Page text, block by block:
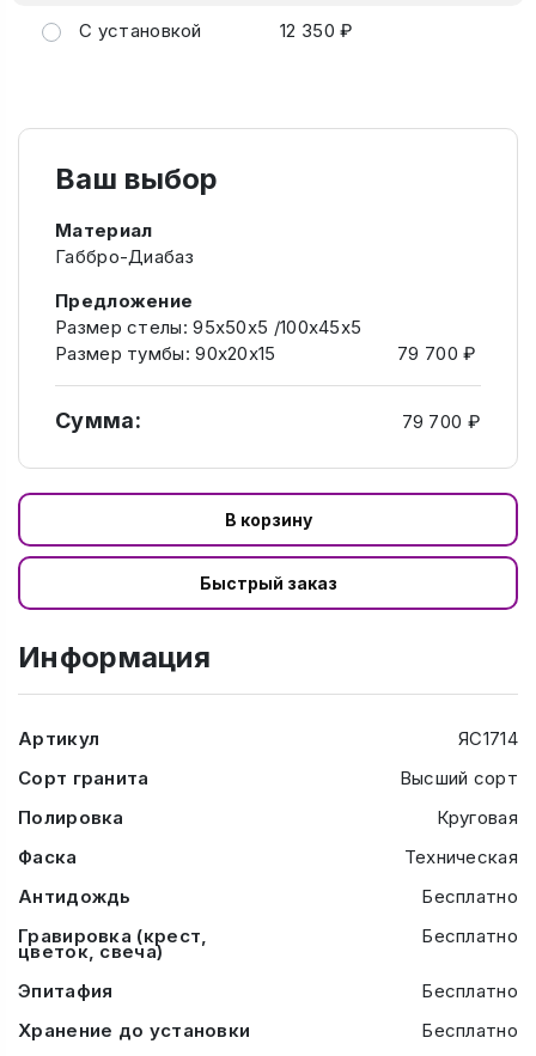
С установкой 12 350 ₽
Ваш выбор
Материал
Габбро-Диабаз
Предложение
Размер стелы: 95х50х5 /100х45х5
Размер тумбы: 90х20х15
79 700 ₽
Сумма: 79 700 ₽
В корзину
Быстрый заказ
Информация
Артикул
ЯС1714
Сорт гранита
Высший сорт
Полировка
Круговая
Фаска
Техническая
Антидождь
Бесплатно
Гравировка (крест,
цветок, свеча)
Бесплатно
Эпитафия
Бесплатно
Хранение до установки
Бесплатно